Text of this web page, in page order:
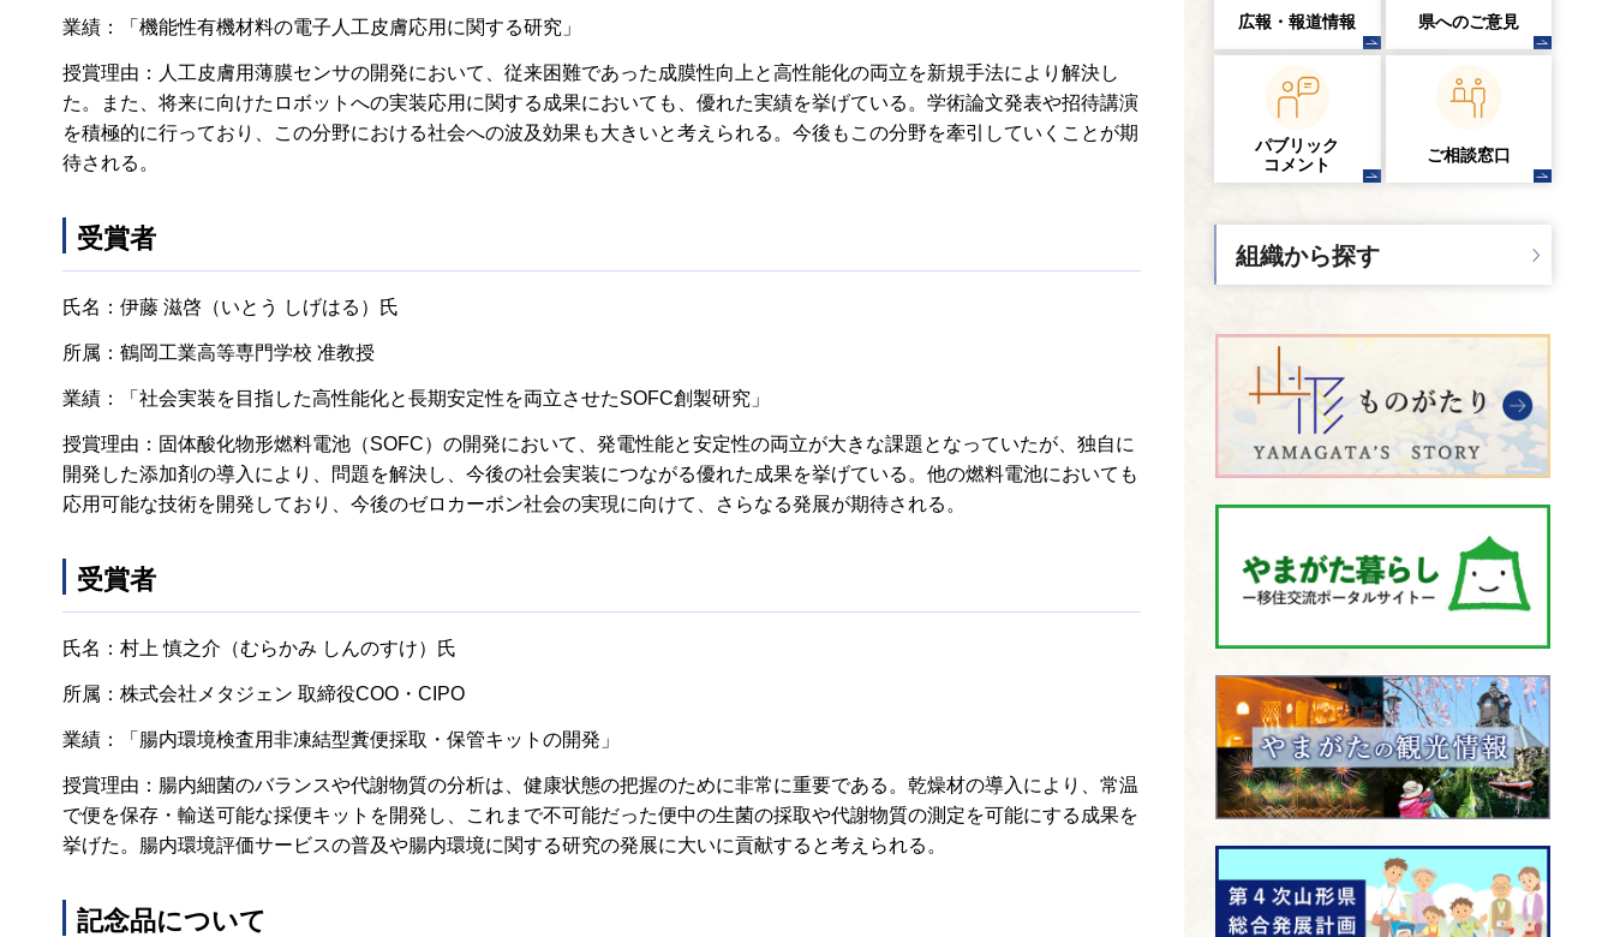
業績：「機能性有機材料の電子人工皮膚応用に関する研究」
授賞理由：人工皮膚用薄膜センサの開発において、従来困難であった成膜性向上と高性能化の両立を新規手法により解決し
た。また、将来に向けたロボットへの実装応用に関する成果においても、優れた実績を挙げている。学術論文発表や招待講演
を積極的に行っており、この分野における社会への波及効果も大きいと考えられる。今後もこの分野を牽引していくことが期
待される。
受賞者
氏名：伊藤 滋啓（いとう しげはる）氏
所属：鶴岡工業高等専門学校 准教授
業績：「社会実装を目指した高性能化と長期安定性を両立させたSOFC創製研究」
授賞理由：固体酸化物形燃料電池（SOFC）の開発において、発電性能と安定性の両立が大きな課題となっていたが、独自に
開発した添加剤の導入により、問題を解決し、今後の社会実装につながる優れた成果を挙げている。他の燃料電池においても
応用可能な技術を開発しており、今後のゼロカーボン社会の実現に向けて、さらなる発展が期待される。
受賞者
氏名：村上 慎之介（むらかみ しんのすけ）氏
所属：株式会社メタジェン 取締役COO・CIPO
業績：「腸内環境検査用非凍結型糞便採取・保管キットの開発」
授賞理由：腸内細菌のバランスや代謝物質の分析は、健康状態の把握のために非常に重要である。乾燥材の導入により、常温
で便を保存・輸送可能な採便キットを開発し、これまで不可能だった便中の生菌の採取や代謝物質の測定を可能にする成果を
挙げた。腸内環境評価サービスの普及や腸内環境に関する研究の発展に大いに貢献すると考えられる。
記念品について
広報・報道情報 県へのご意見
パブリック
コメント
ご相談窓口
組織から探す